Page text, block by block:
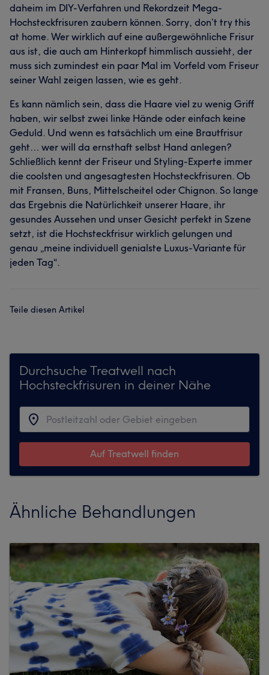
daheim im DIY-Verfahren und Rekordzeit Mega-
Hochsteckfrisuren zaubern können. Sorry, don’t try this
at home. Wer wirklich auf eine außergewöhnliche Frisur
aus ist, die auch am Hinterkopf himmlisch aussieht, der
muss sich zumindest ein paar Mal im Vorfeld vom Friseur
seiner Wahl zeigen lassen, wie es geht.
Es kann nämlich sein, dass die Haare viel zu wenig Griff
haben, wir selbst zwei linke Hände oder einfach keine
Geduld. Und wenn es tatsächlich um eine Brautfrisur
geht… wer will da ernsthaft selbst Hand anlegen?
Schließlich kennt der Friseur und Styling-Experte immer
die coolsten und angesagtesten Hochsteckfrisuren. Ob
mit Fransen, Buns, Mittelscheitel oder Chignon. So lange
das Ergebnis die Natürlichkeit unserer Haare, ihr
gesundes Aussehen und unser Gesicht perfekt in Szene
setzt, ist die Hochsteckfrisur wirklich gelungen und
genau „meine individuell genialste Luxus-Variante für
jeden Tag“.
Teile diesen Artikel
Durchsuche Treatwell nach
Hochsteckfrisuren in deiner Nähe
Auf Treatwell finden
Ähnliche Behandlungen